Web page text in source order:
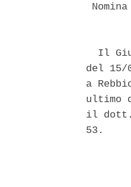
Il
del 15/
a
ultimo
il dott.
53.